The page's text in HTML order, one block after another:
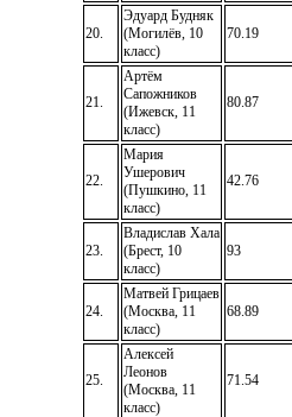
20.
Эдуард Будняк
(Могилёв, 10
класс)
70.19
21.
Артём
Сапожников
(Ижевск, 11
класс)
80.87
22.
Мария
Ушерович
(Пушкино, 11
класс)
42.76
23.
Владислав Хала
(Брест, 10
класс)
93
24.
Матвей Грицаев
(Москва, 11
класс)
68.89
25.
Алексей
Леонов
(Москва, 11
класс)
71.54